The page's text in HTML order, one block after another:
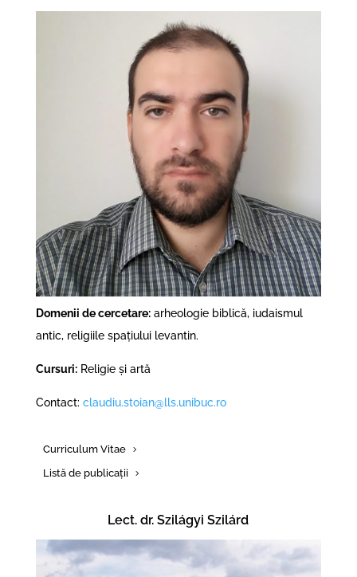
Domenii de cercetare:arheologie biblică, iudaismul
antic, religiile spațiului levantin.
Cursuri:Religie și artă
Contact: claudiu.stoian@lls.unibuc.ro
Curriculum Vitae
Listă de publicații
Lect. dr. Szilágyi Szilárd